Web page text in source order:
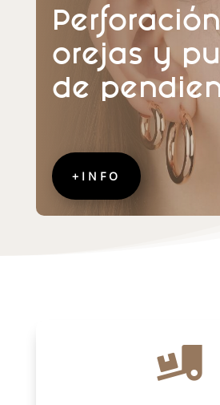
orejas y
de
+INFO
